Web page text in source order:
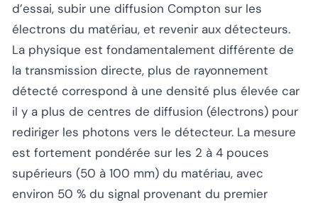
d’essai, subir une diffusion Compton sur les
électrons du matériau, et revenir aux détecteurs.
La physique est fondamentalement différente de
la transmission directe, plus de rayonnement
détecté correspond à une densité plus élevée car
il y a plus de centres de diffusion (électrons) pour
rediriger les photons vers le détecteur. La mesure
est fortement pondérée sur les 2 à 4 pouces
supérieurs (50 à 100 mm) du matériau, avec
environ 50 % du signal provenant du premier